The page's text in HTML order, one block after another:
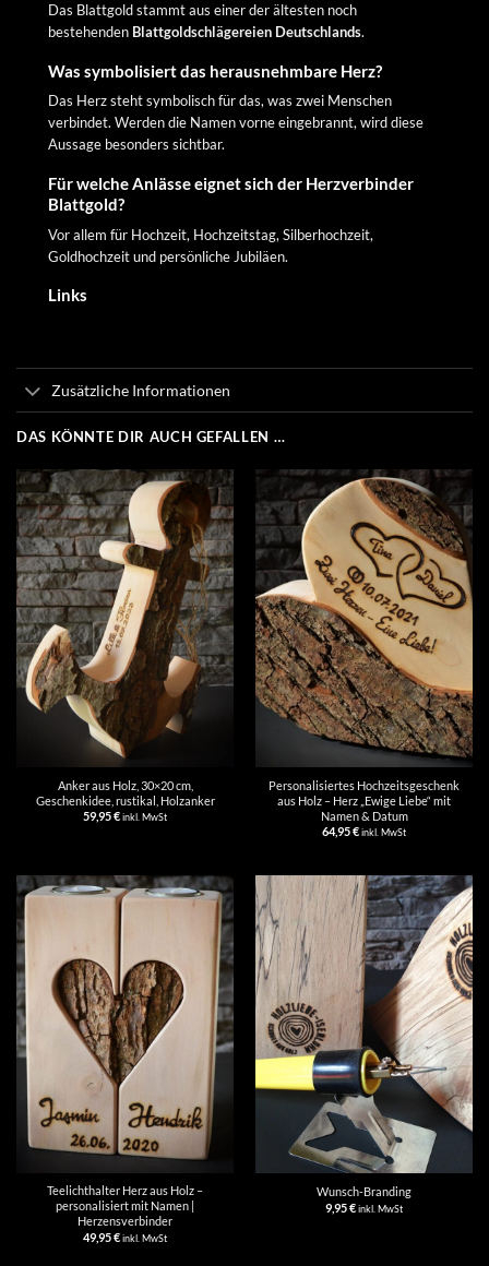
Das Blattgold stammt aus einer der ältesten noch
bestehenden Blattgoldschlägereien Deutschlands.
Was symbolisiert das herausnehmbare Herz?
Das Herz steht symbolisch für das, was zwei Menschen
verbindet. Werden die Namen vorne eingebrannt, wird diese
Aussage besonders sichtbar.
Für welche Anlässe eignet sich der Herzverbinder
Blattgold?
Vor allem für Hochzeit, Hochzeitstag, Silberhochzeit,
Goldhochzeit und persönliche Jubiläen.
Links
Zusätzliche Informationen
DAS KÖNNTE DIR AUCH GEFALLEN …
Anker aus Holz, 30×20 cm,
Geschenkidee, rustikal, Holzanker
59,95€inkl. MwSt
Personalisiertes Hochzeitsgeschenk
aus Holz – Herz „Ewige Liebe“ mit
Namen & Datum
64,95€inkl. MwSt
Teelichthalter Herz aus Holz –
personalisiert mit Namen |
Herzensverbinder
49,95€inkl. MwSt
Wunsch-Branding
9,95€inkl. MwSt